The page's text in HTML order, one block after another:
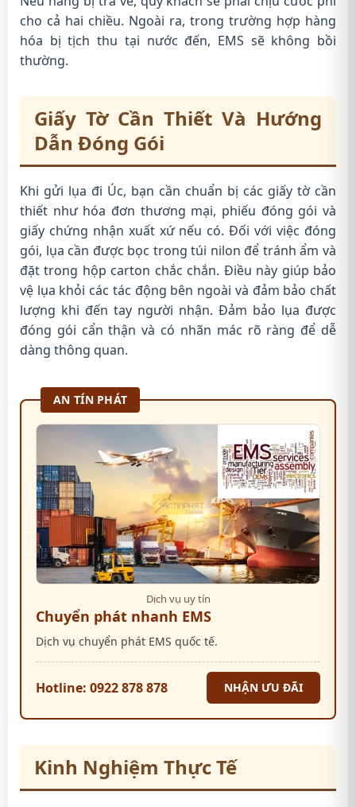
cho cả hai chiều. Ngoài ra, trong trường hợp hàng
hóa bị tịch thu tại nước đến, EMS sẽ không bồi
thường.
Giấy Tờ Cần Thiết Và Hướng
Dẫn Đóng Gói
Khi gửi lụa đi Úc, bạn cần chuẩn bị các giấy tờ cần
thiết như hóa đơn thương mại, phiếu đóng gói và
giấy chứng nhận xuất xứ nếu có. Đối với việc đóng
gói, lụa cần được bọc trong túi nilon để tránh ẩm và
đặt trong hộp carton chắc chắn. Điều này giúp bảo
vệ lụa khỏi các tác động bên ngoài và đảm bảo chất
lượng khi đến tay người nhận. Đảm bảo lụa được
đóng gói cẩn thận và có nhãn mác rõ ràng để dễ
dàng thông quan.
AN TÍN PHÁT
Dịch vụ uy tín
Chuyển phát nhanh EMS
Dịch vụ chuyển phát EMS quốc tế.
Hotline: 0922 878 878 NHẬN ƯU ĐÃI
Kinh Nghiệm Thực Tế